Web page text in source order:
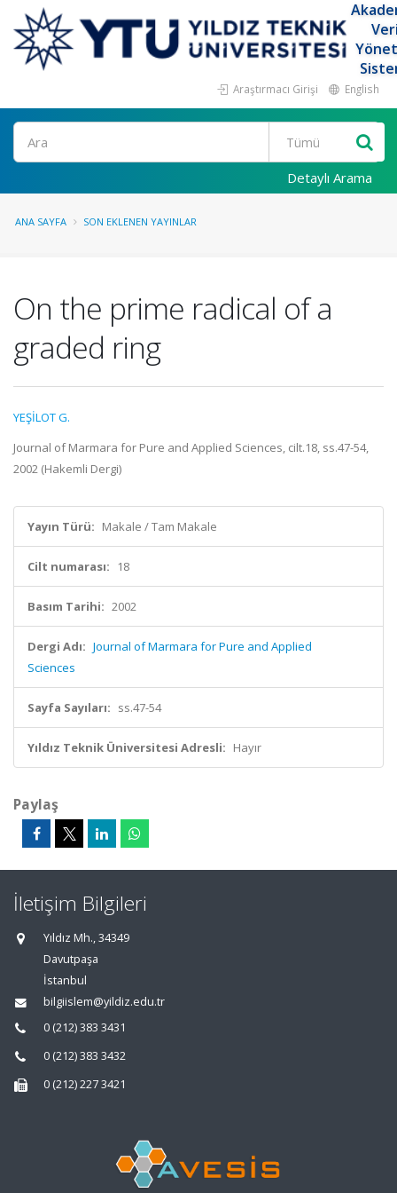
Araştırmacı Girişi English
Ara
Detaylı Arama
ANA SAYFA SON EKLENEN YAYINLAR
On the prime radical of a
graded ring
YEŞİLOT G.
Journal of Marmara for Pure and Applied Sciences, cilt.18, ss.47-54,
2002 (Hakemli Dergi)
Yayın Türü: Makale / Tam Makale
Cilt numarası: 18
Basım Tarihi: 2002
Dergi Adı: Journal of Marmara for Pure and Applied
Sciences
Sayfa Sayıları: ss.47-54
Yıldız Teknik Üniversitesi Adresli: Hayır
Paylaş
İletişim Bilgileri
Yıldız Mh., 34349
Davutpaşa
İstanbul
bilgiislem@yildiz.edu.tr
0 (212) 383 3431
0 (212) 383 3432
0 (212) 227 3421